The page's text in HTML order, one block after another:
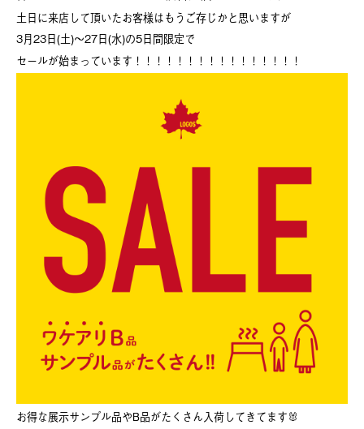
土日に来店して頂いたお客様はもうご存じかと思いますが
3月23日(土)～27日(水)の5日間限定で
セールが始まっています！！！！！！！！！！！！！！！！
お得な展示サンプル品やB品がたくさん入荷してきてます🐰